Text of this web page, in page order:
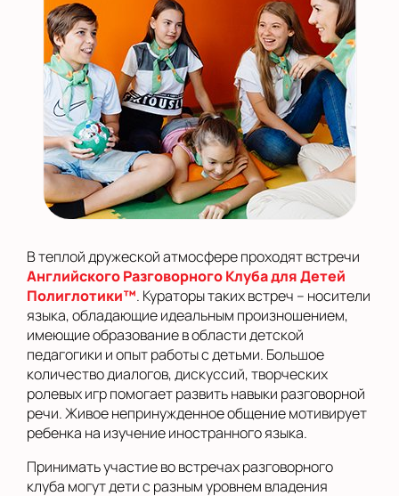
В теплой дружеской атмосфере проходят встречи
Английского Разговорного Клуба для Детей
Полиглотики™. Кураторы таких встреч – носители
языка, обладающие идеальным произношением,
имеющие образование в области детской
педагогики и опыт работы с детьми. Большое
количество диалогов, дискуссий, творческих
ролевых игр помогает развить навыки разговорной
речи. Живое непринужденное общение мотивирует
ребенка на изучение иностранного языка.
Принимать участие во встречах разговорного
клуба могут дети с разным уровнем владения